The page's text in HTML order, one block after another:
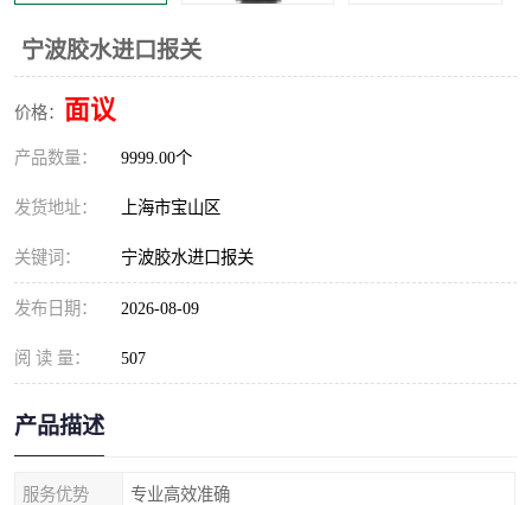
宁波胶水进口报关
价格： 面议
产品数量： 9999.00个
发货地址： 上海市宝山区
关键词： 宁波胶水进口报关
发布日期： 2026-08-09
阅 读 量： 507
产品描述
服务优势 专业高效准确